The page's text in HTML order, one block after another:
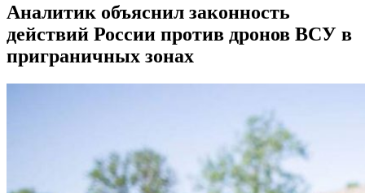
Аналитик объяснил законность
действий России против дронов ВСУ в
приграничных зонах